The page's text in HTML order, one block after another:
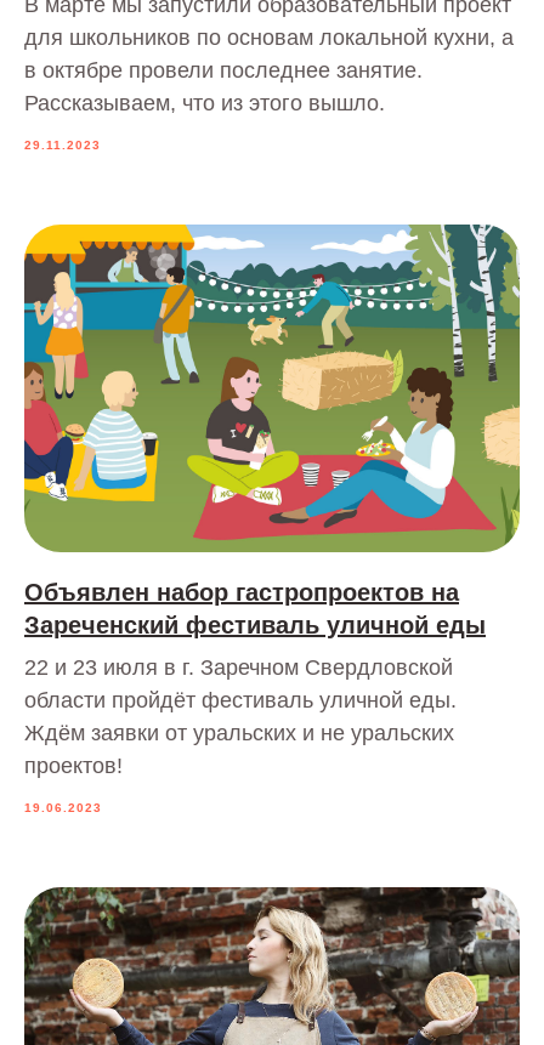
В марте мы запустили образовательный проект
для школьников по основам локальной кухни, а
в октябре провели последнее занятие.
Рассказываем, что из этого вышло.
29.11.2023
Объявлен набор гастропроектов на
Зареченский фестиваль уличной еды
22 и 23 июля в г. Заречном Свердловской
области пройдёт фестиваль уличной еды.
Ждём заявки от уральских и не уральских
проектов!
19.06.2023